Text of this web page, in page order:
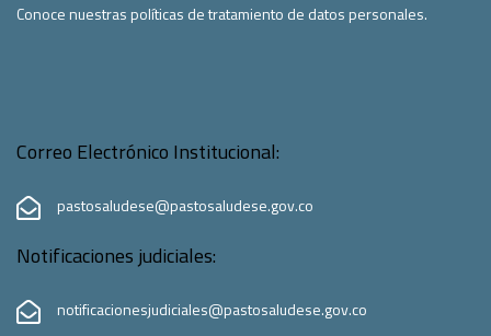
Conoce nuestras políticas de tratamiento de datos personales.
Correo Electrónico Institucional:
pastosaludese@pastosaludese.gov.co
Notificaciones judiciales:
notificacionesjudiciales@pastosaludese.gov.co